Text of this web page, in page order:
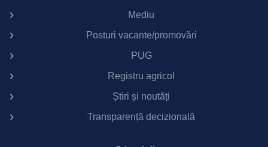
Mediu
Posturi vacante/promovări
PUG
Registru agricol
Știri și noutăți
Transparență decizională